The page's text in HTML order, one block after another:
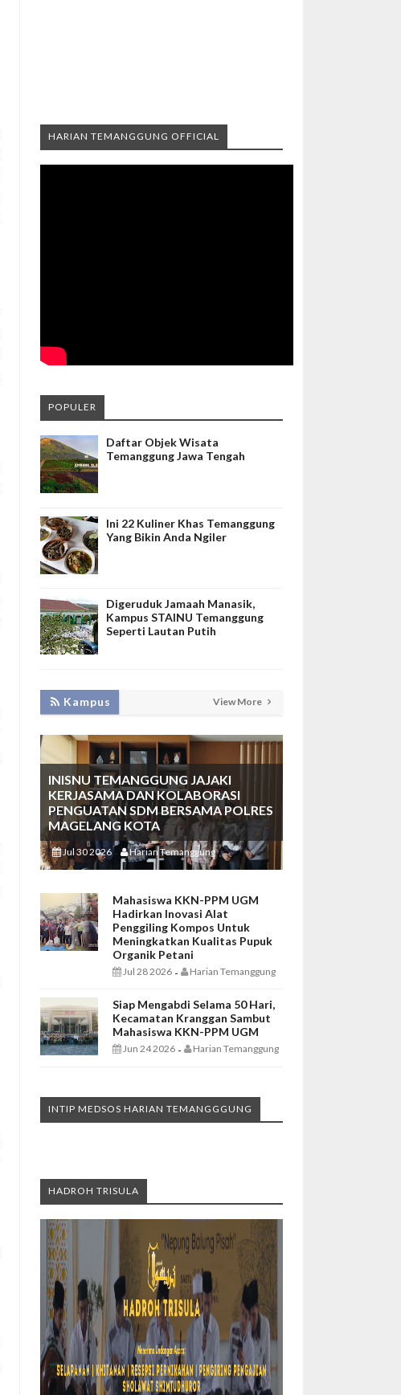
HARIAN TEMANGGUNG OFFICIAL
POPULER
Daftar Objek Wisata
Temanggung Jawa Tengah
Ini 22 Kuliner Khas Temanggung
Yang Bikin Anda Ngiler
Digeruduk Jamaah Manasik,
Kampus STAINU Temanggung
Seperti Lautan Putih
Kampus View More
INISNU TEMANGGUNG JAJAKI
KERJASAMA DAN KOLABORASI
PENGUATAN SDM BERSAMA POLRES
MAGELANG KOTA
Jul 30 2026- Harian Temanggung
Mahasiswa KKN-PPM UGM
Hadirkan Inovasi Alat
Penggiling Kompos Untuk
Meningkatkan Kualitas Pupuk
Organik Petani
Jul 28 2026 - Harian Temanggung
Siap Mengabdi Selama 50 Hari,
Kecamatan Kranggan Sambut
Mahasiswa KKN-PPM UGM
Jun 24 2026 - Harian Temanggung
INTIP MEDSOS HARIAN TEMANGGGUNG
HADROH TRISULA